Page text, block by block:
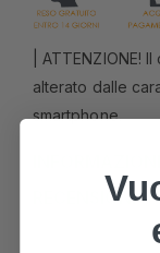
| ATTENZIONE!
alterato dalle
smartphone.
RECENSIONI